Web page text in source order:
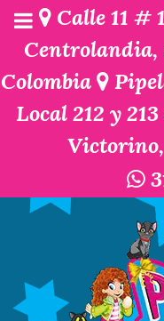
Calle 11 #
Centrolandia,
Colombia
Local 212 y